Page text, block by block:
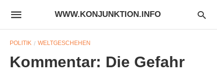
WWW.KONJUNKTION.INFO
POLITIK WELTGESCHEHEN
Kommentar: Die Gefahr